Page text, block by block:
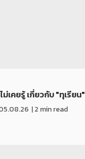
เคยรู้ เกี่ยวกับ "ทุเรียน"
| 2 min read